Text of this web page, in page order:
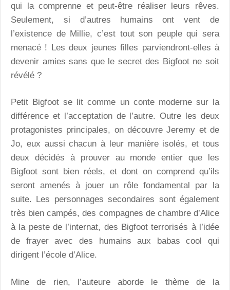
qui la comprenne et peut-être réaliser leurs rêves.
Seulement, si d’autres humains ont vent de
l’existence de Millie, c’est tout son peuple qui sera
menacé ! Les deux jeunes filles parviendront-elles à
devenir amies sans que le secret des Bigfoot ne soit
révélé ?
Petit Bigfoot se lit comme un conte moderne sur la
différence et l’acceptation de l’autre. Outre les deux
protagonistes principales, on découvre Jeremy et de
Jo, eux aussi chacun à leur manière isolés, et tous
deux décidés à prouver au monde entier que les
Bigfoot sont bien réels, et dont on comprend qu’ils
seront amenés à jouer un rôle fondamental par la
suite. Les personnages secondaires sont également
très bien campés, des compagnes de chambre d’Alice
à la peste de l’internat, des Bigfoot terrorisés à l’idée
de frayer avec des humains aux babas cool qui
dirigent l’école d’Alice.
Mine de rien, l’auteure aborde le thème de la